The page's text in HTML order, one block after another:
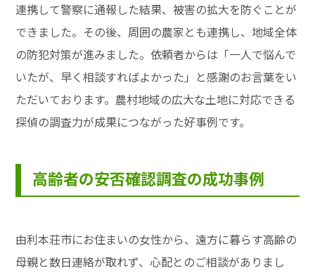
連携して警察に通報した結果、被害の拡大を防ぐことが
できました。その後、周囲の農家とも連携し、地域全体
の防犯対策が進みました。依頼者からは「一人で悩んで
いたが、早く相談すればよかった」と感謝のお言葉をい
ただいております。農村地域の広大な土地に対応できる
探偵の調査力が成果につながった好事例です。
高齢者の安否確認調査の成功事例
由利本荘市にお住まいの女性から、遠方に暮らす高齢の
母親と数日連絡が取れず、心配とのご相談がありまし